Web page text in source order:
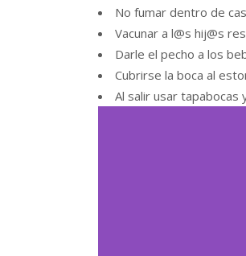
No fumar dentro de
Vacunar a l@s hij@s
Darle el pecho a los
Cubrirse la boca al
Al salir usar tapabocas